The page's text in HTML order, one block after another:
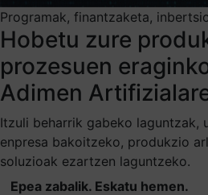
Programak, finantzaketa,
Hobetu zure
prozesuen
Adimen
Itzuli beharrik gabeko laguntzak,
enpresa bakoitzeko, produkzio
soluzioak ezartzen laguntzeko.
Epea zabalik. Eskatu hemen.